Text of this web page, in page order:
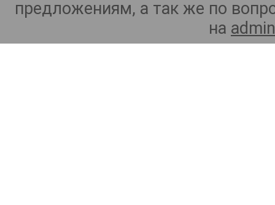
предложениям, а так же по
на